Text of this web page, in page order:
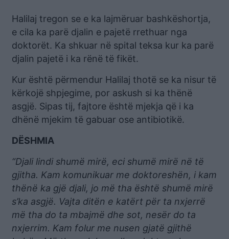
Halilaj tregon se e ka lajmëruar bashkëshortja,
e cila ka parë djalin e pajetë rrethuar nga
doktorët. Ka shkuar në spital teksa kur ka parë
djalin pajetë i ka rënë të fikët.
Kur është përmendur Halilaj thotë se ka nisur të
kërkojë shpjegime, por askush si ka thënë
asgjë. Sipas tij, fajtore është mjekja që i ka
dhënë mjekim të gabuar ose antibiotikë.
DËSHMIA
“Djali lindi shumë mirë, eci shumë mirë në të
gjitha. Kam komunikuar me doktoreshën, i kam
thënë ka gjë djali, jo më tha është shumë mirë
s’ka asgjë. Vajta ditën e katërt për ta nxjerrë
më tha do ta mbajmë dhe sot, nesër do ta
nxjerrim. Kam folur me nusen gjatë gjithë